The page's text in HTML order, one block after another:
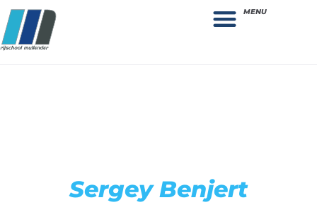
MENU
Sergey Benjert